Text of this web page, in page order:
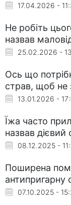
17.04.2026 -
Не робіть
назвав
25.02.2026 -
Ось що
страв, щоб не
13.01.2026 -
Їжа часто
назвав дієвий
08.12.2025 -
Поширена
антипригарну
07.10.2025 -